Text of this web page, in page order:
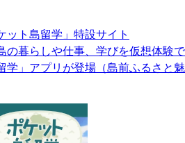
ット島留学」特設サイト
の暮らしや仕事、学びを仮想体験で
学」アプリが登場（島前ふるさと魅